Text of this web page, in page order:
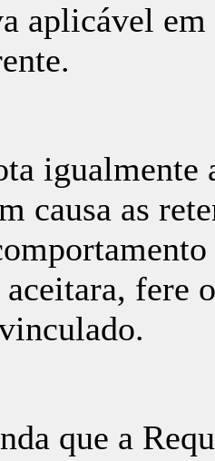
aplicável
a
causa as
aceitara, fere
que a